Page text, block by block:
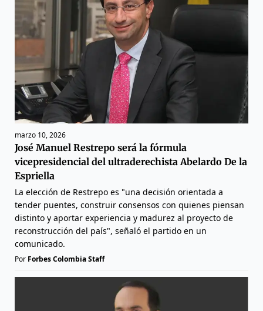
marzo 10, 2026
José Manuel Restrepo será la fórmula
vicepresidencial del ultraderechista Abelardo De la
Espriella
La elección de Restrepo es "una decisión orientada a
tender puentes, construir consensos con quienes piensan
distinto y aportar experiencia y madurez al proyecto de
reconstrucción del país", señaló el partido en un
comunicado.
Por Forbes Colombia Staff